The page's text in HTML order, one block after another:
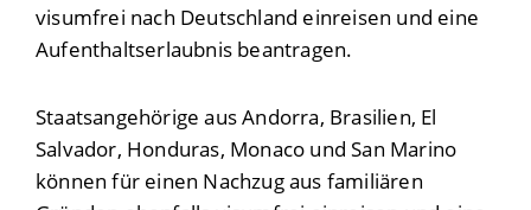
visumfrei nach Deutschland einreisen und eine
Aufenthaltserlaubnis beantragen.
Staatsangehörige aus Andorra, Brasilien, El
Salvador, Honduras, Monaco und San Marino
können für einen Nachzug aus familiären